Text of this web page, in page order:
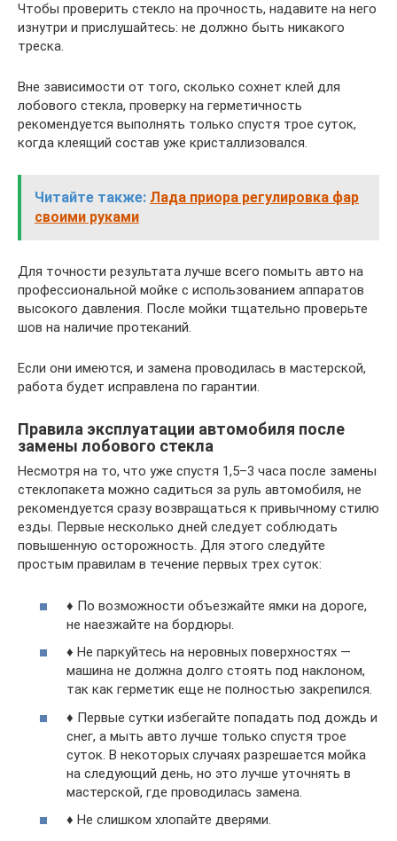
Чтобы проверить стекло на прочность, надавите на него
изнутри и прислушайтесь: не должно быть никакого
треска.
Вне зависимости от того, сколько сохнет клей для
лобового стекла, проверку на герметичность
рекомендуется выполнять только спустя трое суток,
когда клеящий состав уже кристаллизовался.
Читайте также: Лада приора регулировка фар
своими руками
Для точности результата лучше всего помыть авто на
профессиональной мойке с использованием аппаратов
высокого давления. После мойки тщательно проверьте
шов на наличие протеканий.
Если они имеются, и замена проводилась в мастерской,
работа будет исправлена по гарантии.
Правила эксплуатации автомобиля после
замены лобового стекла
Несмотря на то, что уже спустя 1,5–3 часа после замены
стеклопакета можно садиться за руль автомобиля, не
рекомендуется сразу возвращаться к привычному стилю
езды. Первые несколько дней следует соблюдать
повышенную осторожность. Для этого следуйте
простым правилам в течение первых трех суток:
♦ По возможности объезжайте ямки на дороге,
не наезжайте на бордюры.
♦ Не паркуйтесь на неровных поверхностях —
машина не должна долго стоять под наклоном,
так как герметик еще не полностью закрепился.
♦ Первые сутки избегайте попадать под дождь и
снег, а мыть авто лучше только спустя трое
суток. В некоторых случаях разрешается мойка
на следующий день, но это лучше уточнять в
мастерской, где проводилась замена.
♦ Не слишком хлопайте дверями.